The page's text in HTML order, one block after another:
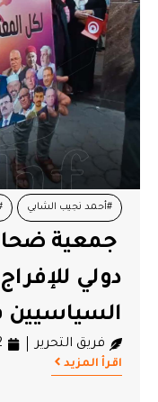
#أحمد نجيب الشابي
#جمعية ضحايا التعذيب
جمعية
دولي
فريق التحرير
اقرأ المزيد